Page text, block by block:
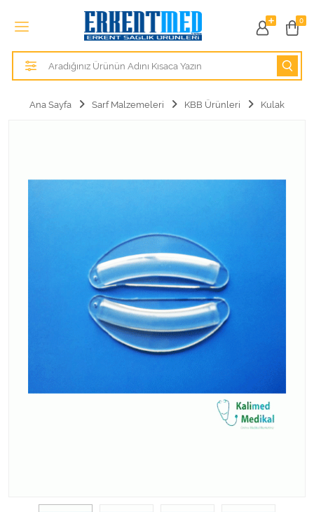
0
Tüm Kategoriler
Alezler
Hastane Mobilyaları
Kişisel Bakım ve Sağlık
Kişisel Bakım ve Sağlık
Ortopedi Ürünleri
Ana Sayfa Sarf Malzemeleri KBB Ürünleri Kulak